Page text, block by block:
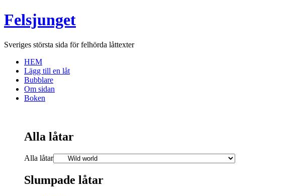
Felsjunget
Sveriges största sida för felhörda låttexter
HEM
Lägg till en låt
Bubblare
Om sidan
Boken
Alla låtar
Alla låtar
Slumpade låtar